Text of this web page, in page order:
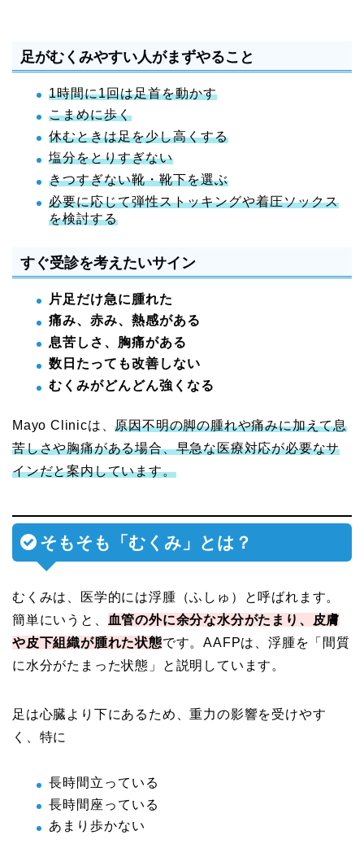
足がむくみやすい人がまずやること
1時間に1回は足首を動かす
こまめに歩く
休むときは足を少し高くする
塩分をとりすぎない
きつすぎない靴・靴下を選ぶ
必要に応じて弾性ストッキングや着圧ソックス
を検討する
すぐ受診を考えたいサイン
片足だけ急に腫れた
痛み、赤み、熱感がある
息苦しさ、胸痛がある
数日たっても改善しない
むくみがどんどん強くなる
Mayo Clinicは、原因不明の脚の腫れや痛みに加えて息
苦しさや胸痛がある場合、早急な医療対応が必要なサ
インだと案内しています。
そもそも「むくみ」とは？
むくみは、医学的には浮腫（ふしゅ）と呼ばれます。
簡単にいうと、
血管の外に余分な水分がたまり、皮膚
や皮下組織が腫れた状態です。AAFPは、浮腫を「間質
に水分がたまった状態」と説明しています。
足は心臓より下にあるため、重力の影響を受けやす
く、特に
長時間立っている
長時間座っている
あまり歩かない